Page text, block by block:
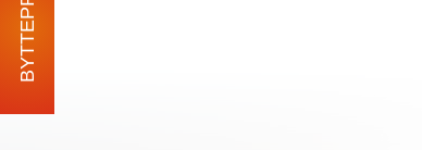
BYTTEPRIS